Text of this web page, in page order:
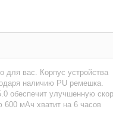
вас. Корпус устройства
наличию PU ремешка.
обеспечит улучшенную
мАч хватит на 6 часов